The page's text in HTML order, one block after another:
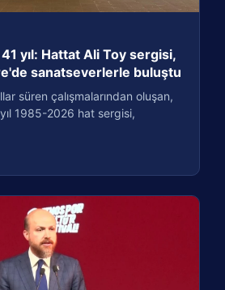
yıl: Hattat Ali Toy sergisi,
sanatseverlerle buluştu
süren çalışmalarından oluşan,
1985-2026 hat sergisi,